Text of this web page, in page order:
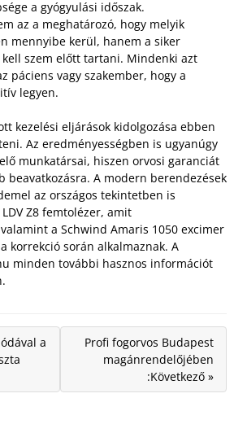
a gyógyulási időszak.
az a meghatározó, hogy melyik
mennyibe kerül, hanem a siker
kell szem előtt tartani. Mindenki azt
páciens vagy szakember, hogy a
legyen.
kezelési eljárások kidolgozása ebben
Az eredményességben is ugyanúgy
munkatársai, hiszen orvosi garanciát
beavatkozásra. A modern berendezések
az országos tekintetben is
Z8 femtolézer, amit
a Schwind Amaris 1050 excimer
korrekció során alkalmaznak. A
minden további hasznos információt
a
Profi fogorvos Budapest
magánrendelőjében
:Következő »